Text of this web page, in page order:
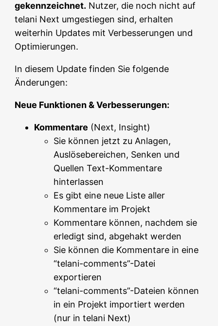
gekennzeichnet. Nutzer, die noch nicht auf
telani Next umgestiegen sind, erhalten
weiterhin Updates mit Verbesserungen und
Optimierungen.
In diesem Update finden Sie folgende
Änderungen:
Neue Funktionen & Verbesserungen:
Kommentare (Next, Insight)
Sie können jetzt zu Anlagen,
Auslösebereichen, Senken und
Quellen Text-Kommentare
hinterlassen
Es gibt eine neue Liste aller
Kommentare im Projekt
Kommentare können, nachdem sie
erledigt sind, abgehakt werden
Sie können die Kommentare in eine
“telani-comments”-Datei
exportieren
“telani-comments”-Dateien können
in ein Projekt importiert werden
(nur in telani Next)